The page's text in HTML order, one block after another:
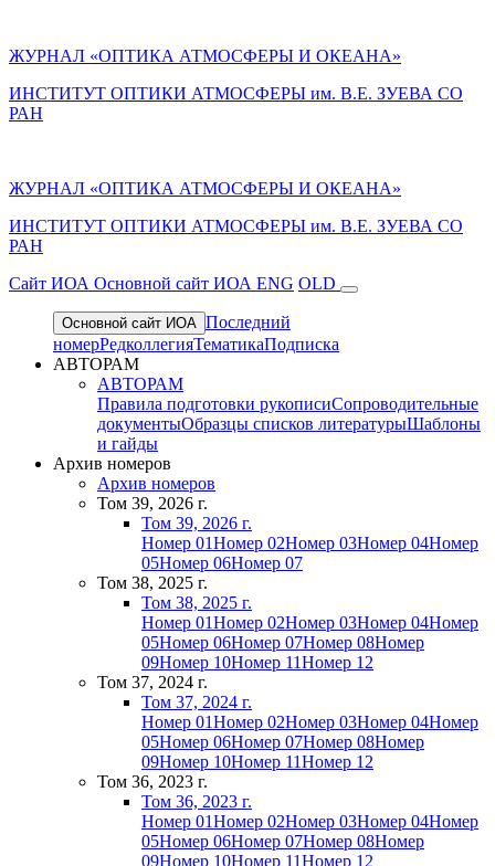
ЖУРНАЛ «ОПТИКА АТМОСФЕРЫ И ОКЕАНА»
ИНСТИТУТ ОПТИКИ АТМОСФЕРЫ им. В.Е. ЗУЕВА СО
РАН
ЖУРНАЛ «ОПТИКА АТМОСФЕРЫ И ОКЕАНА»
ИНСТИТУТ ОПТИКИ АТМОСФЕРЫ им. В.Е. ЗУЕВА СО
РАН
Cайт ИОА Основной сайт ИОА ENG OLD
Основной сайт ИОА Последний
номерРедколлегияТематикаПодписка
АВТОРАМ
АВТОРАМ
Правила подготовки рукописиСопроводительные
документыОбразцы списков литературыШаблоны
и гайды
Архив номеров
Архив номеров
Том 39, 2026 г.
Том 39, 2026 г.
Номер 01Номер 02Номер 03Номер 04Номер
05Номер 06Номер 07
Том 38, 2025 г.
Том 38, 2025 г.
Номер 01Номер 02Номер 03Номер 04Номер
05Номер 06Номер 07Номер 08Номер
09Номер 10Номер 11Номер 12
Том 37, 2024 г.
Том 37, 2024 г.
Номер 01Номер 02Номер 03Номер 04Номер
05Номер 06Номер 07Номер 08Номер
09Номер 10Номер 11Номер 12
Том 36, 2023 г.
Том 36, 2023 г.
Номер 01Номер 02Номер 03Номер 04Номер
05Номер 06Номер 07Номер 08Номер
09Номер 10Номер 11Номер 12